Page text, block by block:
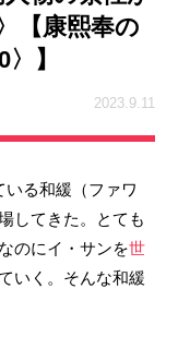
【康熙奉の
】
2023.9.11
いる和緩（ファワ
してきた。とても
のにイ・サンを世
いく。そんな和緩